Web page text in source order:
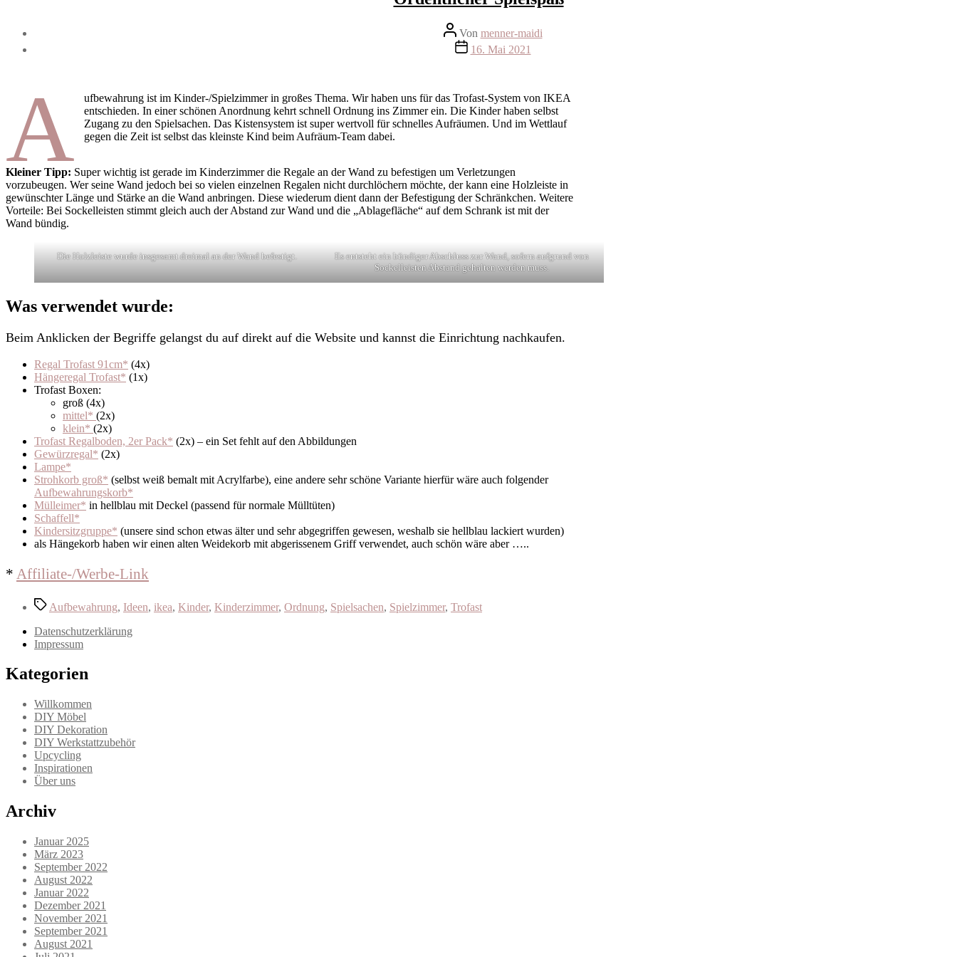
Beitragsautor
Von menner-maidi
Beitragsdatum
16. Mai 2021
A
ufbewahrung ist im Kinder-/Spielzimmer in großes Thema. Wir haben uns für das Trofast-System von IKEA
entschieden. In einer schönen Anordnung kehrt schnell Ordnung ins Zimmer ein. Die Kinder haben selbst
Zugang zu den Spielsachen. Das Kistensystem ist super wertvoll für schnelles Aufräumen. Und im Wettlauf
gegen die Zeit ist selbst das kleinste Kind beim Aufräum-Team dabei.
Kleiner Tipp: Super wichtig ist gerade im Kinderzimmer die Regale an der Wand zu befestigen um Verletzungen
vorzubeugen. Wer seine Wand jedoch bei so vielen einzelnen Regalen nicht durchlöchern möchte, der kann eine Holzleiste in
gewünschter Länge und Stärke an die Wand anbringen. Diese wiederum dient dann der Befestigung der Schränkchen. Weitere
Vorteile: Bei Sockelleisten stimmt gleich auch der Abstand zur Wand und die „Ablagefläche“ auf dem Schrank ist mit der
Wand bündig.
Die Holzleiste wurde insgesamt dreimal an der Wand befestigt.
Es entsteht ein bündiger Abschluss zur Wand, sofern aufgrund von
Sockelleisten Abstand gehalten werden muss.
Was verwendet wurde:
Beim Anklicken der Begriffe gelangst du auf direkt auf die Website und kannst die Einrichtung nachkaufen.
Regal Trofast 91cm* (4x)
Hängeregal Trofast* (1x)
Trofast Boxen:
groß (4x)
mittel* (2x)
klein* (2x)
Trofast Regalboden, 2er Pack* (2x) – ein Set fehlt auf den Abbildungen
Gewürzregal* (2x)
Lampe*
Strohkorb groß* (selbst weiß bemalt mit Acrylfarbe), eine andere sehr schöne Variante hierfür wäre auch folgender
Aufbewahrungskorb*
Mülleimer* in hellblau mit Deckel (passend für normale Mülltüten)
Schaffell*
Kindersitzgruppe* (unsere sind schon etwas älter und sehr abgegriffen gewesen, weshalb sie hellblau lackiert wurden)
als Hängekorb haben wir einen alten Weidekorb mit abgerissenem Griff verwendet, auch schön wäre aber …..
* Affiliate-/Werbe-Link
Schlagwörter
Aufbewahrung, Ideen, ikea, Kinder, Kinderzimmer, Ordnung, Spielsachen, Spielzimmer, Trofast
Datenschutzerklärung
Impressum
Kategorien
Willkommen
DIY Möbel
DIY Dekoration
DIY Werkstattzubehör
Upcycling
Inspirationen
Über uns
Archiv
Januar 2025
März 2023
September 2022
August 2022
Januar 2022
Dezember 2021
November 2021
September 2021
August 2021